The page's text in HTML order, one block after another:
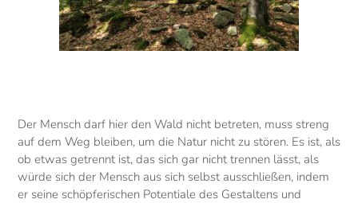
Der Mensch darf hier den Wald nicht betreten, muss streng
auf dem Weg bleiben, um die Natur nicht zu stören. Es ist, als
ob etwas getrennt ist, das sich gar nicht trennen lässt, als
würde sich der Mensch aus sich selbst ausschließen, indem
er seine schöpferischen Potentiale des Gestaltens und